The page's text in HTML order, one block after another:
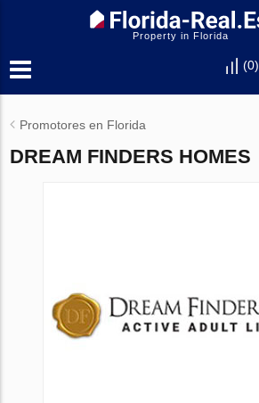
Property in Florida
(0)
Promotores en Florida
DREAM FINDERS HOMES